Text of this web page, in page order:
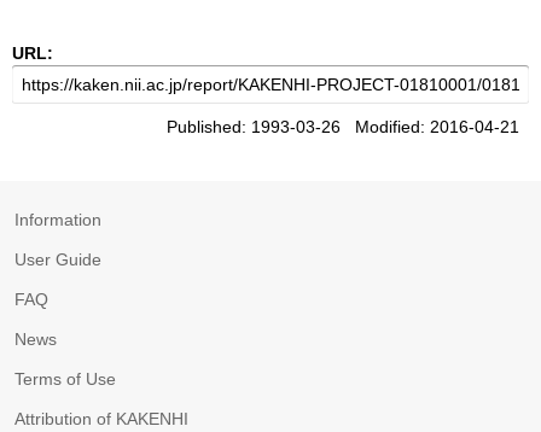
URL:
Published: 1993-03-26 Modified: 2016-04-21
Information
User Guide
FAQ
News
Terms of Use
Attribution of KAKENHI